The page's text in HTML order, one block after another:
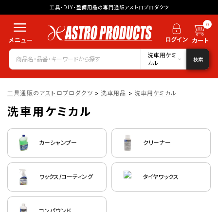
工具・DIY・整備用品の専門通販アストロプロダクツ
0
洗車用ケミ
カル
検索
工具通販のアストロプロダクツ > 洗車用品 > 洗車用ケミカル
洗車用ケミカル
カーシャンプー クリーナー
ワックス/コーティング タイヤワックス